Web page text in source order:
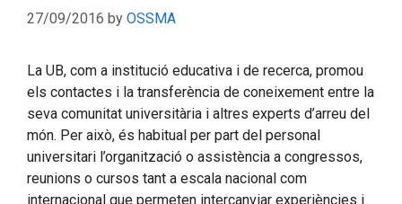
27/09/2016 by OSSMA
La UB, com a institució educativa i de recerca, promou
els contactes i la transferència de coneixement entre la
seva comunitat universitària i altres experts d’arreu del
món. Per això, és habitual per part del personal
universitari l’organització o assistència a congressos,
reunions o cursos tant a escala nacional com
internacional que permeten intercanviar experiències i